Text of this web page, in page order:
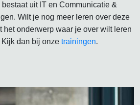
uit IT en Communicatie &
Wilt je nog meer leren over deze
het onderwerp waar je over wilt leren
dan bij onze trainingen.